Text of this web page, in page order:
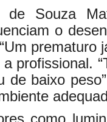
de Souza
o
prematuro
profissional.
de baixo